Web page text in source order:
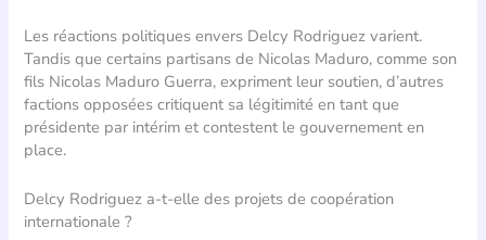
Les réactions politiques envers Delcy Rodriguez varient.
Tandis que certains partisans de Nicolas Maduro, comme son
fils Nicolas Maduro Guerra, expriment leur soutien, d’autres
factions opposées critiquent sa légitimité en tant que
présidente par intérim et contestent le gouvernement en
place.
Delcy Rodriguez a-t-elle des projets de coopération
internationale ?